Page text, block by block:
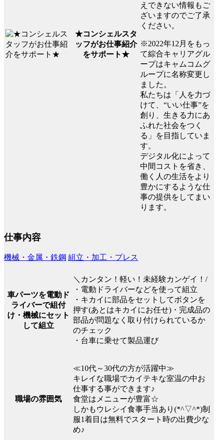
★コンシェルスタ
ッフがお仕事紹介
をサポート★
えできない情報もご
ざいますのでご了承
ください。
※2022年12月をもっ
て綜合キャリアグル
ープはキャムコムグ
ループに名称変更し
ました。
私たちは「人を力づ
けて、“いい仕事”を
創り、生きる力にあ
ふれた社会をつく
る」を目指していま
す。
デジタル化によって
中間コストを省き、
働く人の生活をより
豊かにするような仕
事の提供をしてまい
ります。
仕事内容
機械・金属・鉄鋼 組立・加工・プレス
車パーツを電動ド
ライバーで組付
け・機械にセット
して組立
＼カンタン！軽い！未経験カンゲイ！/
・電動ドライバーなどを使って組立
・キカイに部品をセットしてボタンを
押す(あとはキカイにお任せ)・完成品の
部品が問題なく取り付けられているか
のチェック
・台車に乗せて製品運び
職場の雰囲気
≪10代～30代の方が活躍中≫
キレイな職場でカイテキな室温の中お
仕事する事ができます♪
食堂はメニューが豊富☆
しかもウレシイ食事手当あり(*^▽^*)制
服1着目は無料でスタート時の出費少な
め♪